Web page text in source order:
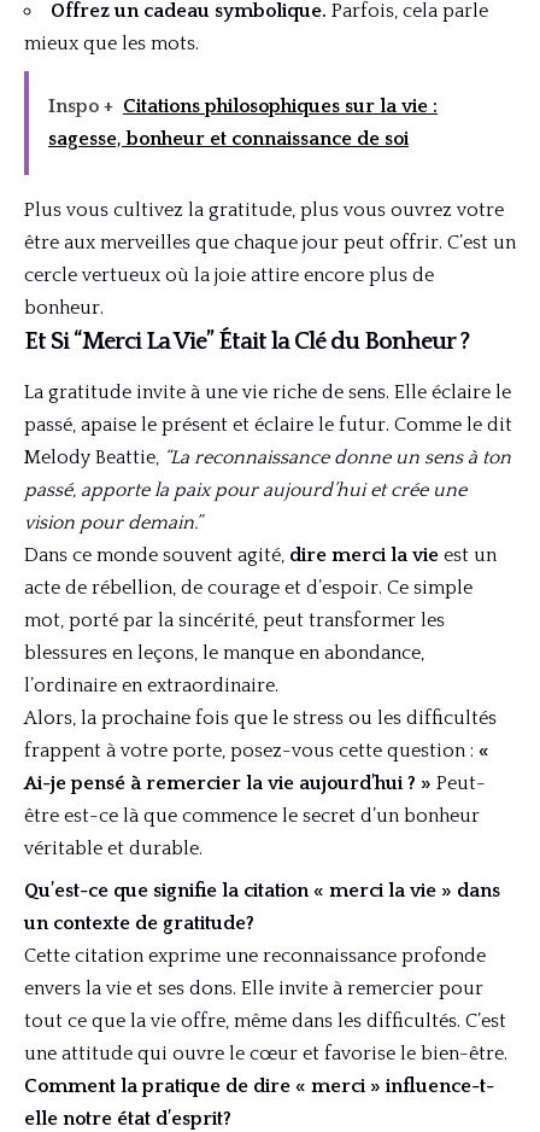
Offrez un cadeau symbolique. Parfois, cela parle
mieux que les mots.
Inspo + Citations philosophiques sur la vie :
sagesse, bonheur et connaissance de soi
Plus vous cultivez la gratitude, plus vous ouvrez votre
être aux merveilles que chaque jour peut offrir. C’est un
cercle vertueux où la joie attire encore plus de
bonheur.
Et Si “Merci La Vie” Était la Clé du Bonheur ?
La gratitude invite à une vie riche de sens. Elle éclaire le
passé, apaise le présent et éclaire le futur. Comme le dit
Melody Beattie, “La reconnaissance donne un sens à ton
passé, apporte la paix pour aujourd’hui et crée une
vision pour demain.”
Dans ce monde souvent agité, dire merci la vie est un
acte de rébellion, de courage et d’espoir. Ce simple
mot, porté par la sincérité, peut transformer les
blessures en leçons, le manque en abondance,
l’ordinaire en extraordinaire.
Alors, la prochaine fois que le stress ou les difficultés
frappent à votre porte, posez-vous cette question : «
Ai-je pensé à remercier la vie aujourd’hui ? » Peut-
être est-ce là que commence le secret d’un bonheur
véritable et durable.
Qu’est-ce que signifie la citation « merci la vie » dans
un contexte de gratitude?
Cette citation exprime une reconnaissance profonde
envers la vie et ses dons. Elle invite à remercier pour
tout ce que la vie offre, même dans les difficultés. C’est
une attitude qui ouvre le cœur et favorise le bien-être.
Comment la pratique de dire « merci » influence-t-
elle notre état d’esprit?